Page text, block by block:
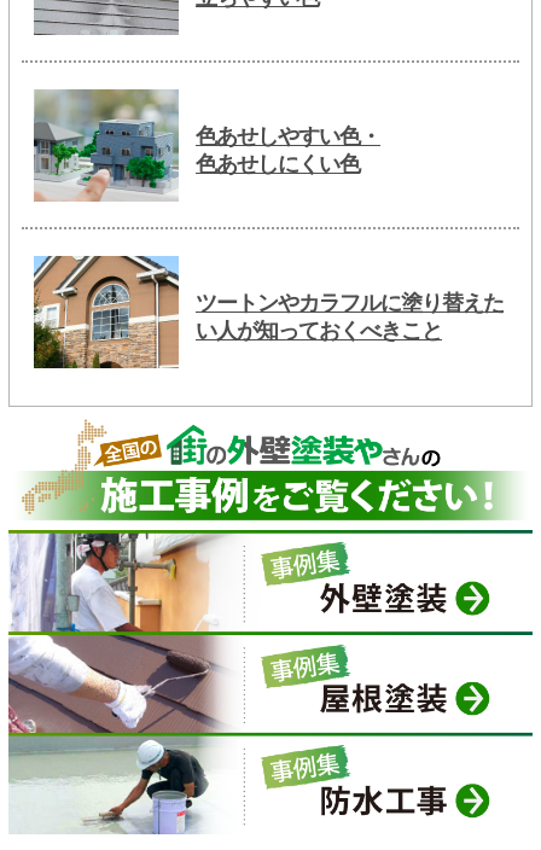
色あせしやすい色・
色あせしにくい色
ツートンやカラフルに塗り替えた
い人が知っておくべきこと